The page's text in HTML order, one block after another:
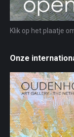
Klik op het plaatje
Onze